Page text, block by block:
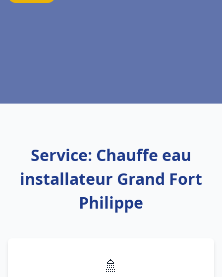
Service: Chauffe eau
installateur Grand Fort
Philippe
🚿